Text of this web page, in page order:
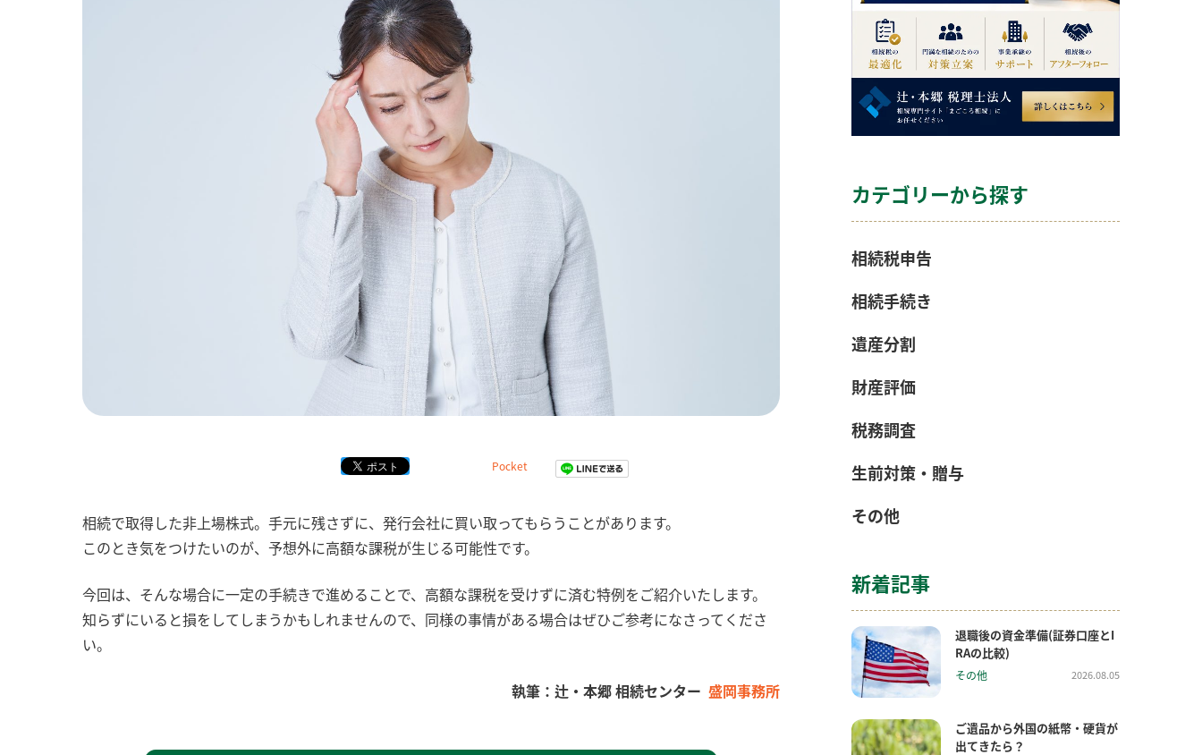
Pocket
相続で取得した非上場株式。手元に残さずに、発行会社に買い取ってもらうことがあります。
このとき気をつけたいのが、予想外に高額な課税が生じる可能性です。
今回は、そんな場合に一定の手続きで進めることで、高額な課税を受けずに済む特例をご紹介いたします。
知らずにいると損をしてしまうかもしれませんので、同様の事情がある場合はぜひご参考になさってくださ
い。
盛岡事務所
カテゴリーから探す
相続税申告
相続手続き
遺産分割
財産評価
税務調査
生前対策・贈与
その他
新着記事
退職後の資金準備(証券口座とI
RAの比較)
2026.08.05
その他
ご遺品から外国の紙幣・硬貨が
出てきたら？